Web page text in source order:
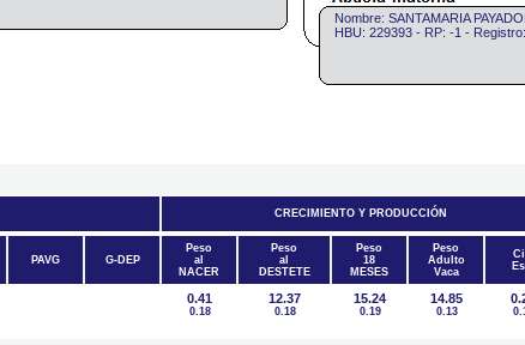
Nombre: SANTAMARIA
HBU: 229393 - RP: -1 -
CRECIMIENTO Y PRODUCCIÓN
PAVG G-DEP
Peso
al
NACER
Peso
al
DESTETE
Peso
18
MESES
Peso
Adulto
Vaca
0.41
0.18
12.37
0.18
15.24
0.19
14.85
0.13